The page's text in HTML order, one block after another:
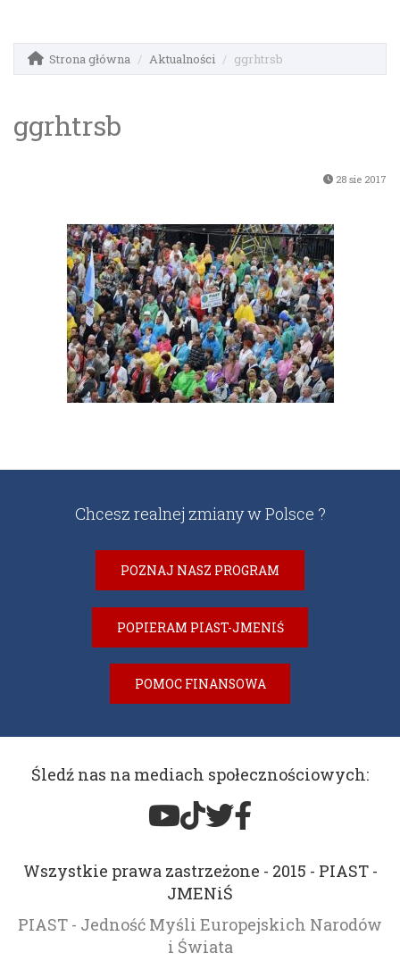
Strona główna Aktualności ggrhtrsb
ggrhtrsb
28 sie 2017
Chcesz realnej zmiany w Polsce ?
POZNAJ NASZ PROGRAM
POPIERAM PIAST-JMENIŚ
POMOC FINANSOWA
Śledź nas na mediach społecznościowych:
Wszystkie prawa zastrzeżone - 2015 - PIAST -
JMENiŚ
PIAST - Jedność Myśli Europejskich Narodów
i Świata